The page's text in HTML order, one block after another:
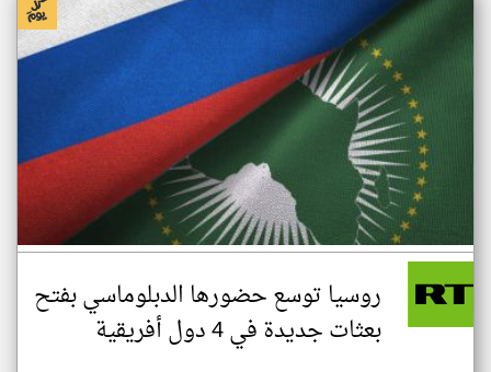
روسيا توسع حضورها الدبلوماسي بفتح
بعثات جديدة في 4 دول أفريقية